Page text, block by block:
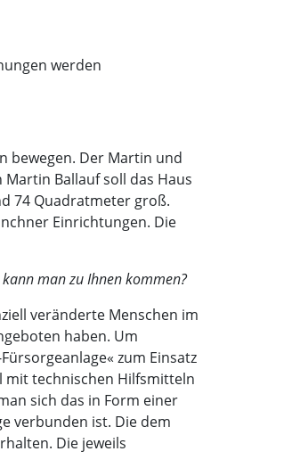
werden
bewegen. Der Martin und
Ballauf soll das Haus
74 Quadratmeter groß.
Einrichtungen. Die
man zu Ihnen kommen?
veränderte Menschen im
haben. Um
zum Einsatz
mit technischen Hilfsmitteln
sich das in Form einer
verbunden ist. Die dem
Die jeweils